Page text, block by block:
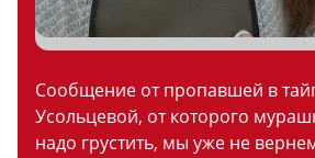
Сообщение от пропавшей в
Усольцевой, от которого
надо грустить, мы уже не